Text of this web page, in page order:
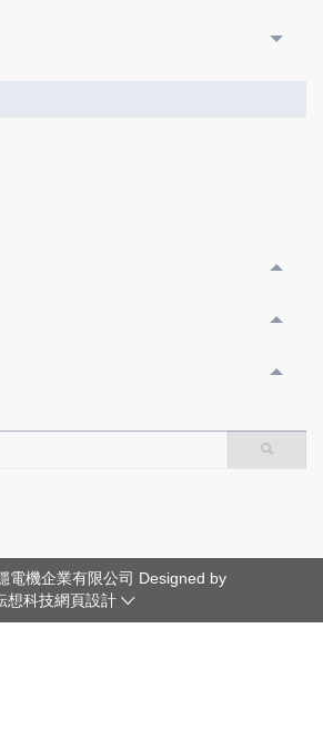
電機企業有限公司 Designed by
想科技網頁設計